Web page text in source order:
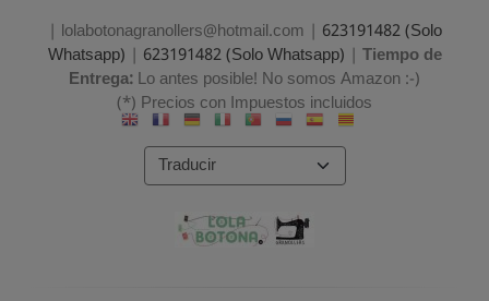
| lolabotonagranollers@hotmail.com | 623191482 (Solo
Whatsapp) | 623191482 (Solo Whatsapp) | Tiempo de
Entrega:Lo antes posible! No somos Amazon :-)
(*) Precios con Impuestos incluidos